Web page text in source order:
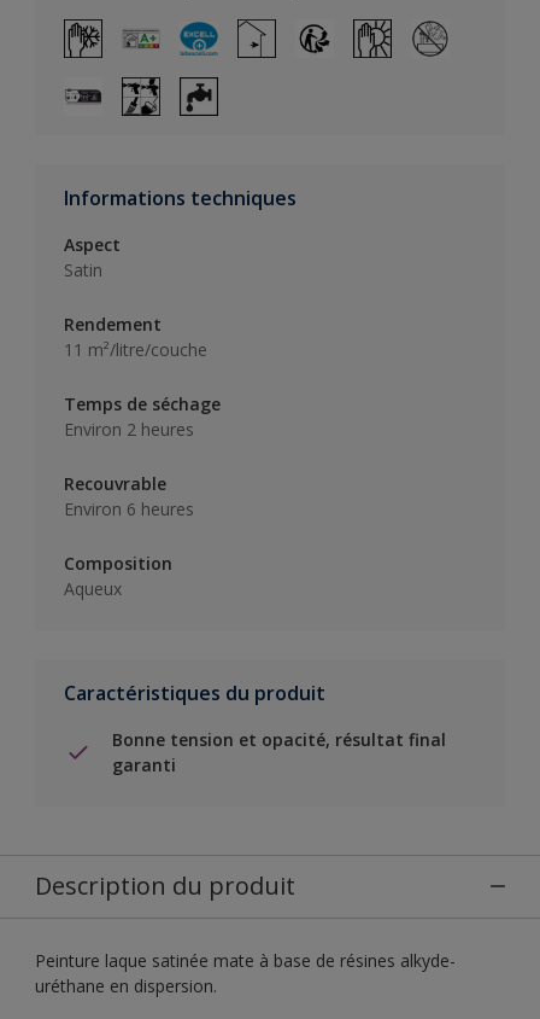
Informations techniques
Aspect
Satin
Rendement
11 m²/litre/couche
Temps de séchage
Environ 2 heures
Recouvrable
Environ 6 heures
Composition
Aqueux
Caractéristiques du produit
Bonne tension et opacité, résultat final
garanti
Description du produit
Peinture laque satinée mate à base de résines alkyde-
uréthane en dispersion.